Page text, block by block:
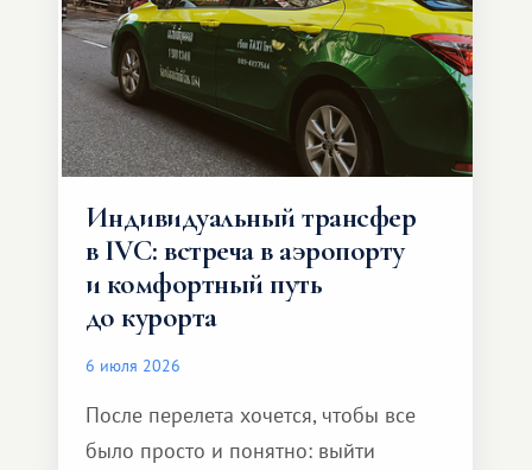
Индивидуальный трансфер
в IVC: встреча в аэропорту
и комфортный путь
до курорта
6 июля 2026
После перелета хочется, чтобы все
было просто и понятно: выйти